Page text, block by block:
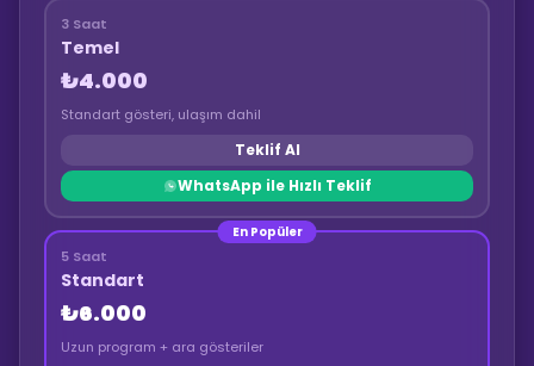
3 Saat
Temel
₺4.000
Standart gösteri, ulaşım dahil
Teklif Al
WhatsApp ile Hızlı Teklif
En Popüler
5 Saat
Standart
₺6.000
Uzun program + ara gösteriler